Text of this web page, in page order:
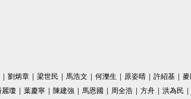
劉炳章 梁世民 馬浩文 何濼生 原姿晴 許紹基
麗瓊 葉慶寧 陳建強 馬恩國 周全浩 方舟 洪為民